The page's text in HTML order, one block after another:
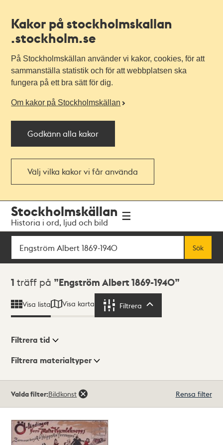
Kakor på stockholmskallan
.stockholm.se
På Stockholmskällan använder vi kakor, cookies, för att
sammanställa statistik och för att webbplatsen ska
fungera på ett bra sätt för dig.
Om kakor på Stockholmskällan
Godkänn alla kakor
Välj vilka kakor vi får använda
navigationen
huvudinnehållet
Stockholmskällan
Historia i ord, ljud och bild
Sök
Sök
Sökresultat
1 träff på Engström Albert 1869-1940
Visa lista Visa karta Filtrera
Visningsläge
Filtrera tid
Filtrera materialtyper
träffar
Valda filter:Bildkonst Rensa filter